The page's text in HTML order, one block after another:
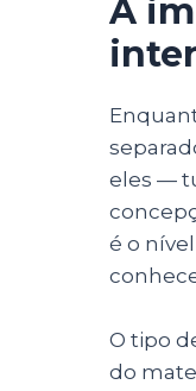
A
eles —
é o
O tipo
do